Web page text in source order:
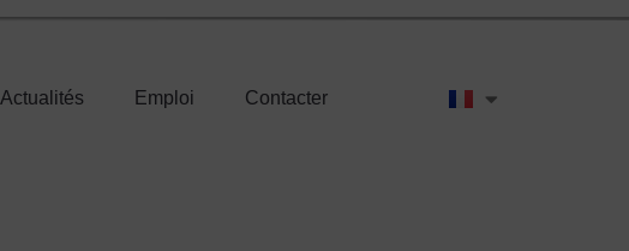
Actualités Emploi Contacter